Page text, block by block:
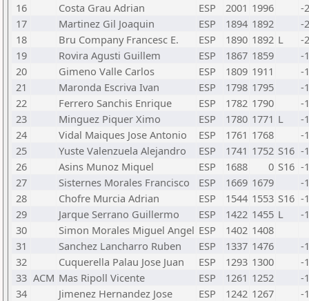
16
Costa Grau Adrian ESP 2001 1996
-
17
Martinez Gil Joaquin ESP 1894 1892
-
18
Bru Company Francesc E. ESP 1890 1892 L
-
19
Rovira Agusti Guillem ESP 1867 1859
-
20
Gimeno Valle Carlos ESP 1809 1911
-
21
Maronda Escriva Ivan ESP 1798 1795
-
22
Ferrero Sanchis Enrique ESP 1782 1790
-
23
Minguez Piquer Ximo ESP 1780 1771 L
-
24
Vidal Maiques Jose Antonio ESP 1761 1768
-
25
Yuste Valenzuela Alejandro ESP 1741 1752 S16 -
26
Asins Munoz Miquel ESP 1688 0 S16 -
27
Sisternes Morales Francisco ESP 1669 1679
-
28
Chofre Murcia Adrian ESP 1544 1553 S16 -
29
Jarque Serrano Guillermo ESP 1422 1455 L
-
30
Simon Morales Miguel Angel ESP 1402 1408
31
Sanchez Lancharro Ruben ESP 1337 1476
-
32
Cuquerella Palau Jose Juan ESP 1293 1300
-
33 ACM Mas Ripoll Vicente ESP 1261 1252
-
34
Jimenez Hernandez Jose ESP 1242 1267
-